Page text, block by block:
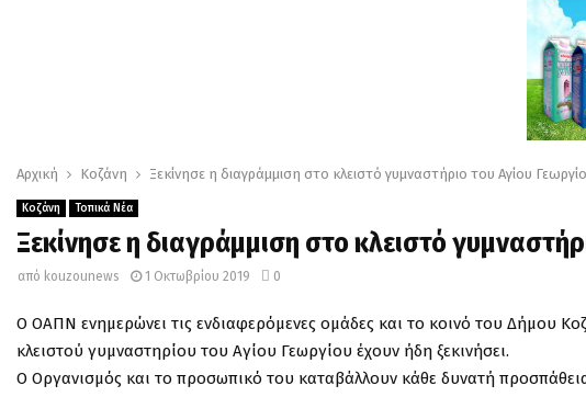
Αρχική Κοζάνη Ξεκίνησε η διαγράμμιση στο κλειστό γυμναστήριο του Αγίου
Κοζάνη Τοπικά Νέα
Ξεκίνησε η διαγράμμιση στο κλειστό
από kouzounews 1 Οκτωβρίου 2019 0
Ο ΟΑΠΝ ενημερώνει τις ενδιαφερόμενες ομάδες και το κοινό του Δήμου
κλειστού γυμναστηρίου του Αγίου Γεωργίου έχουν ήδη ξεκινήσει.
Ο Οργανισμός και το προσωπικό του καταβάλλουν κάθε δυνατή